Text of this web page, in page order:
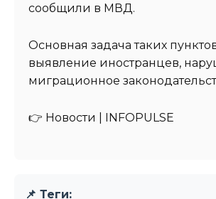
сообщили в МВД.
Основная задача таких
выявление иностранцев,
миграционное
👉 Новости | INFOPULSE⁩
📌 Теги: